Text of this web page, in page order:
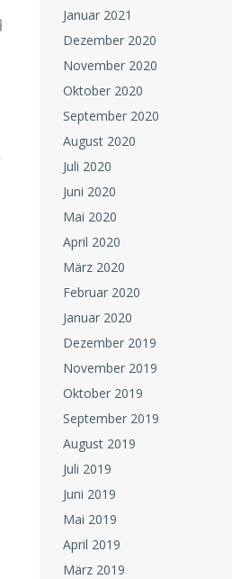
Januar 2021
Dezember 2020
November 2020
Oktober 2020
September 2020
August 2020
Juli 2020
Juni 2020
Mai 2020
April 2020
März 2020
Februar 2020
Januar 2020
Dezember 2019
November 2019
Oktober 2019
September 2019
August 2019
Juli 2019
Juni 2019
Mai 2019
April 2019
März 2019